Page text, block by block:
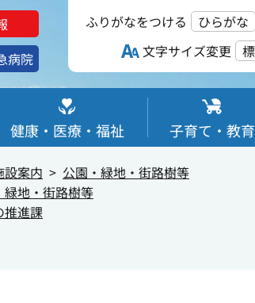
病院
ふりがなをつける ひらがな
文字サイズ変更
健康・医療・福祉 子育て・教育
設案内
公園・緑地・街路樹等
緑地・街路樹等
推進課